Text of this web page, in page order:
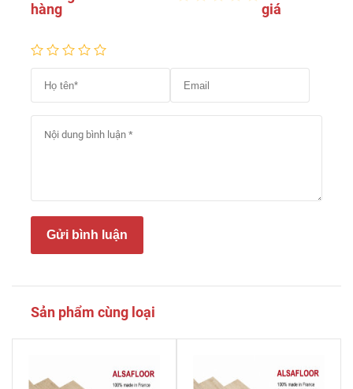
hàng
giá
Gửi bình luận
Sản phẩm cùng loại